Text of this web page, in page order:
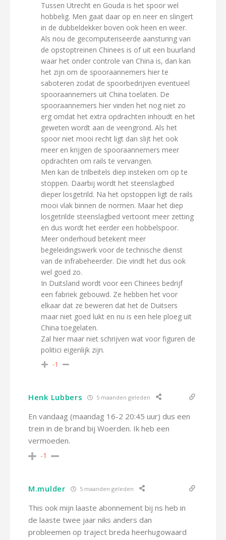
Tussen Utrecht en Gouda is het spoor wel
hobbelig. Men gaat daar op en neer en slingert
in de dubbeldekker boven ook heen en weer.
Als nou de gecomputeriseerde aansturing van
de opstoptreinen Chinees is of uit een buurland
waar het onder controle van China is, dan kan
het zijn om de spooraannemers hier te
saboteren zodat de spoorbedrijven eventueel
spooraannemers uit China toelaten. De
spooraannemers hier vinden het nog niet zo
erg omdat het extra opdrachten inhoudt en het
geweten wordt aan de veengrond. Als het
spoor niet mooi recht ligt dan slijt het ook
meer en krijgen de spooraannemers meer
opdrachten om rails te vervangen.
Men kan de trilbeitels diep insteken om op te
stoppen. Daarbij wordt het steenslagbed
dieper losgetrild. Na het opstoppen ligt de rails
mooi vlak binnen de normen. Maar het diep
losgetrilde steenslagbed vertoont meer zetting
en dus wordt het eerder een hobbelspoor.
Meer onderhoud betekent meer
begeleidingswerk voor de technische dienst
van de infrabeheerder. Die vindt het dus ook
wel goed zo.
In Duitsland wordt voor een Chinees bedrijf
een fabriek gebouwd. Ze hebben het voor
elkaar dat ze beweren dat het de Duitsers
maar niet goed lukt en nu is een hele ploeg uit
China toegelaten.
Zal hier maar niet schrijven wat voor figuren de
politici eigenlijk zijn.
-1
Henk Lubbers 5 maanden geleden
En vandaag (maandag 16-2 20:45 uur) dus een
trein in de brand bij Woerden. Ik heb een
vermoeden.
-1
M.mulder 5 maanden geleden
This ook mijn laaste abonnement bij ns heb in
de laaste twee jaar niks anders dan
probleemen op traject breda heerhugowaard